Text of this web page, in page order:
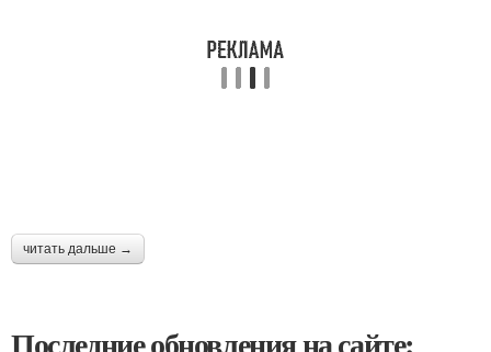
читать дальше →